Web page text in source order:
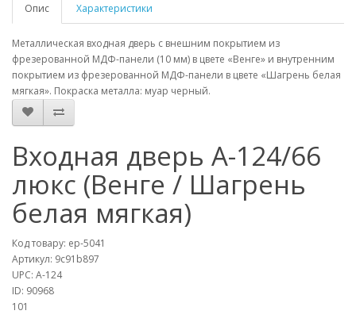
Опис Характеристики
Металлическая входная дверь с внешним покрытием из
фрезерованной МДФ-панели (10 мм) в цвете «Венге» и внутренним
покрытием из фрезерованной МДФ-панели в цвете «Шагрень белая
мягкая». Покраска металла: муар черный.
Входная дверь А-124/66
люкс (Венге / Шагрень
белая мягкая)
Код товару: ep-5041
Артикул: 9c91b897
UPC: А-124
ID: 90968
101